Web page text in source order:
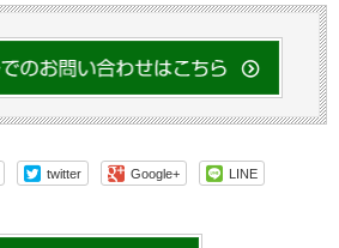
twitter Google+ LINE